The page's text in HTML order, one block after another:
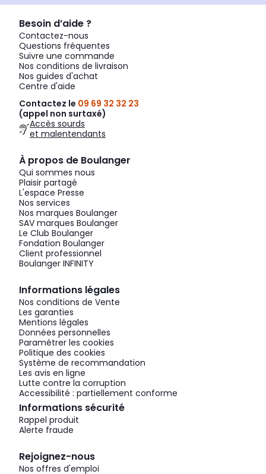
Besoin d’aide ?
Contactez-nous
Questions fréquentes
Suivre une commande
Nos conditions de livraison
Nos guides d'achat
Centre d'aide
Contactez le 09 69 32 32 23
(appel non surtaxé)
Accès sourds
et malentendants
À propos de Boulanger
Qui sommes nous
Plaisir partagé
L'espace Presse
Nos services
Nos marques Boulanger
SAV marques Boulanger
Le Club Boulanger
Fondation Boulanger
Client professionnel
Boulanger INFINITY
Informations légales
Nos conditions de Vente
Les garanties
Mentions légales
Données personnelles
Paramétrer les cookies
Politique des cookies
Système de recommandation
Les avis en ligne
Lutte contre la corruption
Accessibilité : partiellement conforme
Informations sécurité
Rappel produit
Alerte fraude
Rejoignez-nous
Nos offres d'emploi